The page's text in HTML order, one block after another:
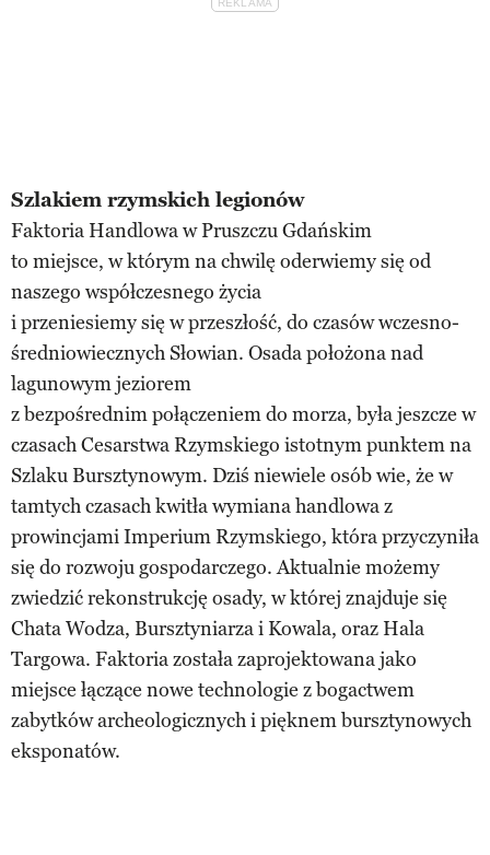
Szlakiem rzymskich legionów
Faktoria Handlowa w Pruszczu Gdańskim
to miejsce, w którym na chwilę oderwiemy się od
naszego współczesnego życia
i przeniesiemy się w przeszłość, do czasów wczesno-
średniowiecznych Słowian. Osada położona nad
lagunowym jeziorem
z bezpośrednim połączeniem do morza, była jeszcze w
czasach Cesarstwa Rzymskiego istotnym punktem na
Szlaku Bursztynowym. Dziś niewiele osób wie, że w
tamtych czasach kwitła wymiana handlowa z
prowincjami Imperium Rzymskiego, która przyczyniła
się do rozwoju gospodarczego. Aktualnie możemy
zwiedzić rekonstrukcję osady, w której znajduje się
Chata Wodza, Bursztyniarza i Kowala, oraz Hala
Targowa. Faktoria została zaprojektowana jako
miejsce łączące nowe technologie z bogactwem
zabytków archeologicznych i pięknem bursztynowych
eksponatów.